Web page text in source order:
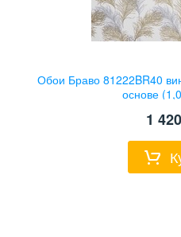
Обои Браво 81222BR40
основе
1 420